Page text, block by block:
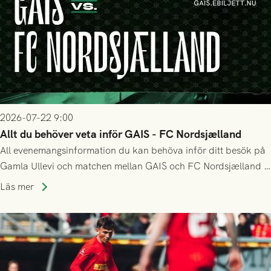
2026-07-22 9:00
Allt du behöver veta inför GAIS - FC Nordsjælland
All evenemangsinformation du kan behöva inför ditt besök på
Gamla Ullevi och matchen mellan GAIS och FC Nordsjælland i
kvalet till Conference League! Avspark kl 19.00 på torsdag
Läs mer